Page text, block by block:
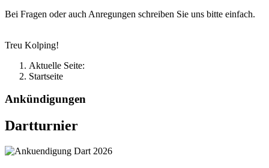
Bei Fragen oder auch Anregungen schreiben Sie uns bitte einfach.
Treu Kolping!
Aktuelle Seite:
Startseite
Ankündigungen
Dartturnier